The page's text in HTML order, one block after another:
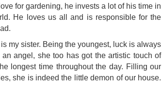
for gardening, he invests a lot of his time in
He loves us all and is responsible for the
my sister. Being the youngest, luck is always
angel, she too has got the artistic touch of
longest time throughout the day. Filling our
she is indeed the little demon of our house.